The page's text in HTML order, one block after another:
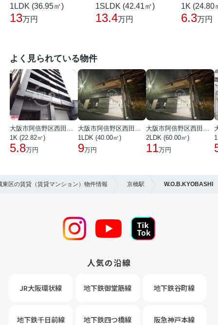
1LDK (36.95㎡)
13万円
1SLDK (42.41㎡)
13.4万円
1K (24.80
6.3万円
よく見られている物件
1K (22.82㎡)
5.8万円
1LDK (40.00㎡)
9万円
2LDK (60.00㎡)
11万円
区の賃貸（賃貸マンション）物件情報 京橋駅 W.O.B.KYOBASHI
人気の沿線
JR大阪環状線 地下鉄御堂筋線 地下鉄谷町線
地下鉄千日前線 地下鉄四つ橋線 阪急神戸本線